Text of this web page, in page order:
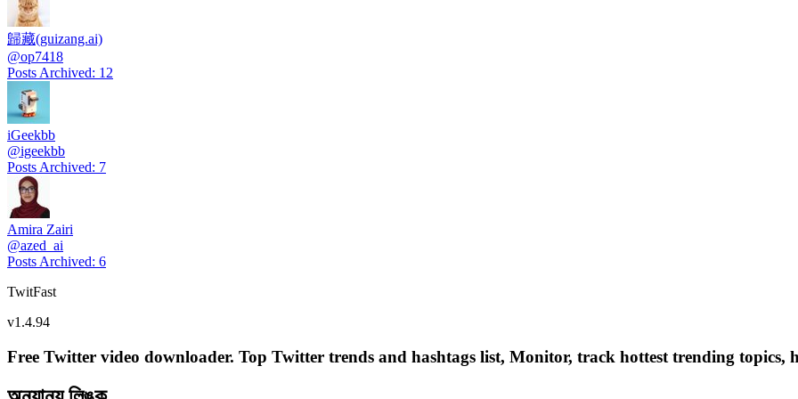
歸藏(guizang.ai)
@op7418
Posts Archived: 12
iGeekbb
@igeekbb
Posts Archived: 7
Amira Zairi
@azed_ai
Posts Archived: 6
TwitFast
v1.4.94
Free Twitter video downloader. Top Twitter trends and hashtags list, Monitor, track hottest trending topics,